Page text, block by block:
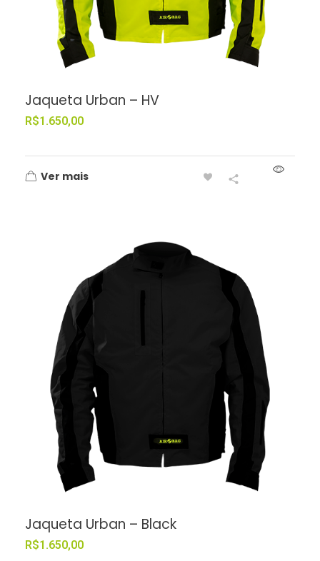
Jaqueta Urban – HV
R$1.650,00
Ver mais
Jaqueta Urban – Black
R$1.650,00